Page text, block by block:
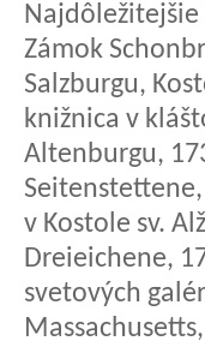
Najdôležitejšie
Zámok
Salzburgu,
knižnica v
Altenburgu,
v Kostole sv.
Dreieichene,
svetových